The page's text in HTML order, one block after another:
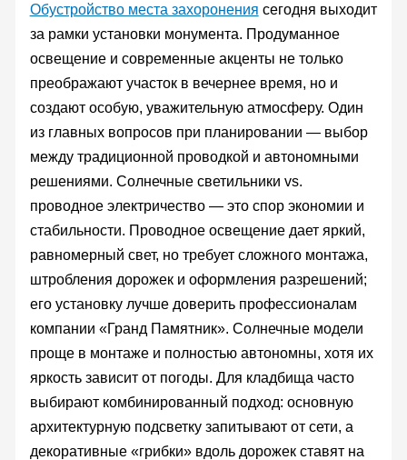
Обустройство места захоронения сегодня выходит
за рамки установки монумента. Продуманное
освещение и современные акценты не только
преображают участок в вечернее время, но и
создают особую, уважительную атмосферу. Один
из главных вопросов при планировании — выбор
между традиционной проводкой и автономными
решениями. Солнечные светильники vs.
проводное электричество — это спор экономии и
стабильности. Проводное освещение дает яркий,
равномерный свет, но требует сложного монтажа,
штробления дорожек и оформления разрешений;
его установку лучше доверить профессионалам
компании «Гранд Памятник». Солнечные модели
проще в монтаже и полностью автономны, хотя их
яркость зависит от погоды. Для кладбища часто
выбирают комбинированный подход: основную
архитектурную подсветку запитывают от сети, а
декоративные «грибки» вдоль дорожек ставят на